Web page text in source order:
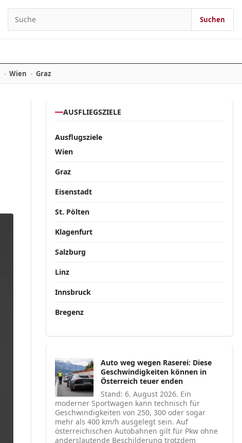
Suchen nach:
Suchen
Wien Graz
AUSFLIEGSZIELE
Ausflugsziele
Wien
Graz
Eisenstadt
St. Pölten
Klagenfurt
Salzburg
Linz
Innsbruck
Bregenz
Auto weg wegen Raserei: Diese
Geschwindigkeiten können in
Österreich teuer enden
Stand: 6. August 2026. Ein
moderner Sportwagen kann technisch für
Geschwindigkeiten von 250, 300 oder sogar
mehr als 400 km/h ausgelegt sein. Auf
österreichischen Autobahnen gilt für Pkw ohne
anderslautende Beschilderung trotzdem